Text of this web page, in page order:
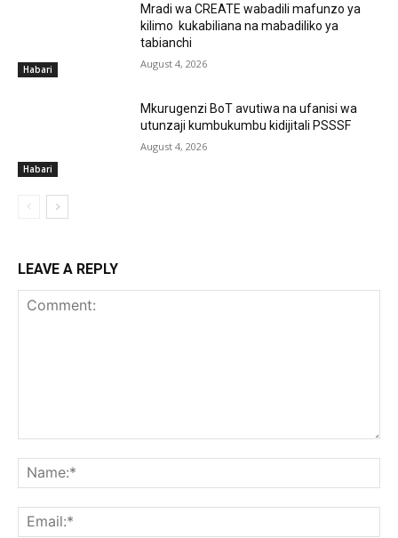
Habari
Mradi wa CREATE wabadili mafunzo ya
kilimo kukabiliana na mabadiliko ya
tabianchi
August 4, 2026
Habari
Mkurugenzi BoT avutiwa na ufanisi wa
utunzaji kumbukumbu kidijitali PSSSF
August 4, 2026
LEAVE A REPLY